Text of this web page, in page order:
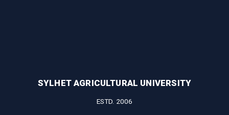
SYLHET AGRICULTURAL UNIVERSITY
ESTD. 2006